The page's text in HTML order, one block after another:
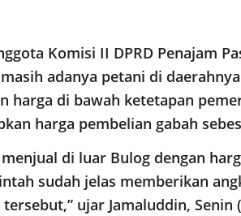
Komisi II DPRD Penajam
adanya petani di
harga di bawah ketetapan
harga pembelian gabah
di luar Bulog dengan
sudah jelas memberikan
ujar Jamaluddin, Senin